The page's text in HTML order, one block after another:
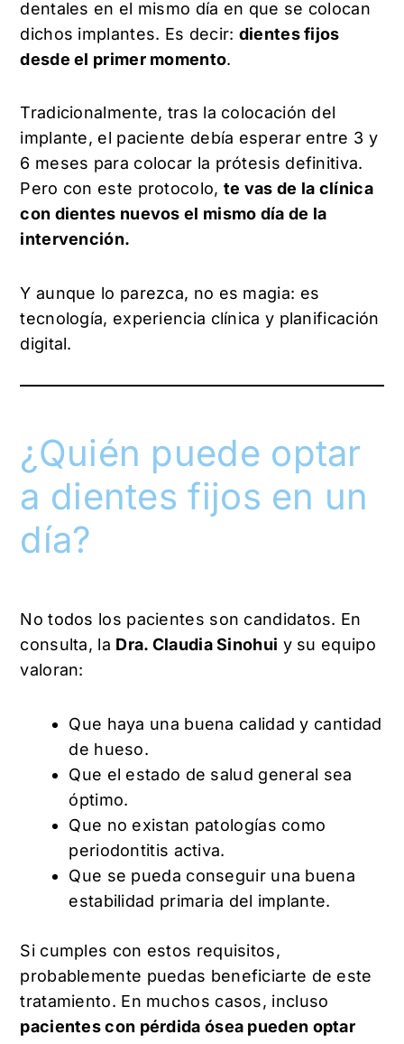
dentales en el mismo día en que se colocan
dichos implantes. Es decir: dientes fijos
desde el primer momento.
Tradicionalmente, tras la colocación del
implante, el paciente debía esperar entre 3 y
6 meses para colocar la prótesis definitiva.
Pero con este protocolo, te vas de la clínica
con dientes nuevos el mismo día de la
intervención.
Y aunque lo parezca, no es magia: es
tecnología, experiencia clínica y planificación
digital.
¿Quién puede optar
a dientes fijos en un
día?
No todos los pacientes son candidatos. En
consulta, la Dra. Claudia Sinohui y su equipo
valoran:
Que haya una buena calidad y cantidad
de hueso.
Que el estado de salud general sea
óptimo.
Que no existan patologías como
periodontitis activa.
Que se pueda conseguir una buena
estabilidad primaria del implante.
Si cumples con estos requisitos,
probablemente puedas beneficiarte de este
tratamiento. En muchos casos, incluso
pacientes con pérdida ósea pueden optar